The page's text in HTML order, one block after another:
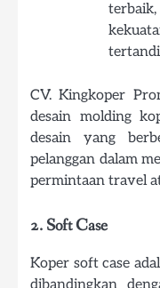
CV. Kingkoper
desain molding
desain yang
pelanggan dalam
permintaan travel
2. Soft Case
Koper soft case
dibandingkan